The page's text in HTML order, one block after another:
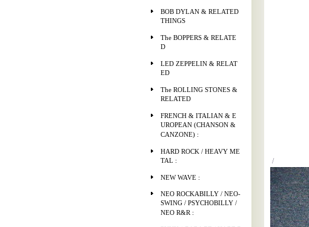
BOB DYLAN & RELATED
THINGS
The BOPPERS & RELATE
D
LED ZEPPELIN & RELAT
ED
The ROLLING STONES &
RELATED
FRENCH & ITALIAN & E
UROPEAN (CHANSON &
CANZONE) :
HARD ROCK / HEAVY ME
TAL :
NEW WAVE :
NEO ROCKABILLY / NEO-
SWING / PSYCHOBILLY /
NEO R&R :
/